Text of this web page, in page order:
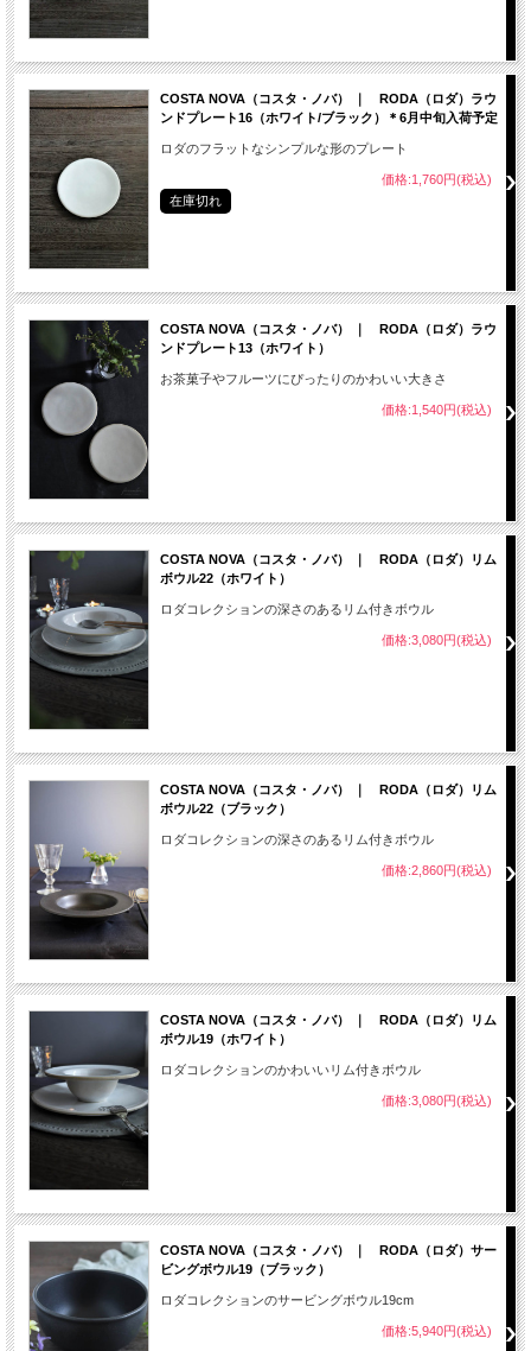
COSTA NOVA（コスタ・ノバ） ｜ RODA（ロダ）ラウ
ンドプレート16（ホワイト/ブラック）＊6月中旬入荷予定
ロダのフラットなシンプルな形のプレート
価格:1,760円(税込)
在庫切れ
COSTA NOVA（コスタ・ノバ） ｜ RODA（ロダ）ラウ
ンドプレート13（ホワイト）
お茶菓子やフルーツにぴったりのかわいい大きさ
価格:1,540円(税込)
COSTA NOVA（コスタ・ノバ） ｜ RODA（ロダ）リム
ボウル22（ホワイト）
ロダコレクションの深さのあるリム付きボウル
価格:3,080円(税込)
COSTA NOVA（コスタ・ノバ） ｜ RODA（ロダ）リム
ボウル22（ブラック）
ロダコレクションの深さのあるリム付きボウル
価格:2,860円(税込)
COSTA NOVA（コスタ・ノバ） ｜ RODA（ロダ）リム
ボウル19（ホワイト）
ロダコレクションのかわいいリム付きボウル
価格:3,080円(税込)
COSTA NOVA（コスタ・ノバ） ｜ RODA（ロダ）サー
ビングボウル19（ブラック）
ロダコレクションのサービングボウル19cm
価格:5,940円(税込)